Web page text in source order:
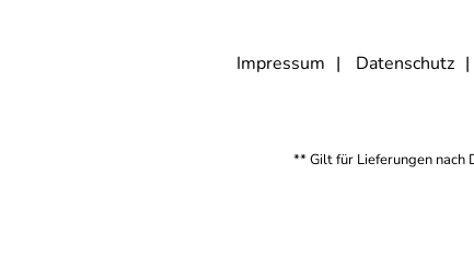
Impressum Datenschutz
** Gilt für Lieferungen nach